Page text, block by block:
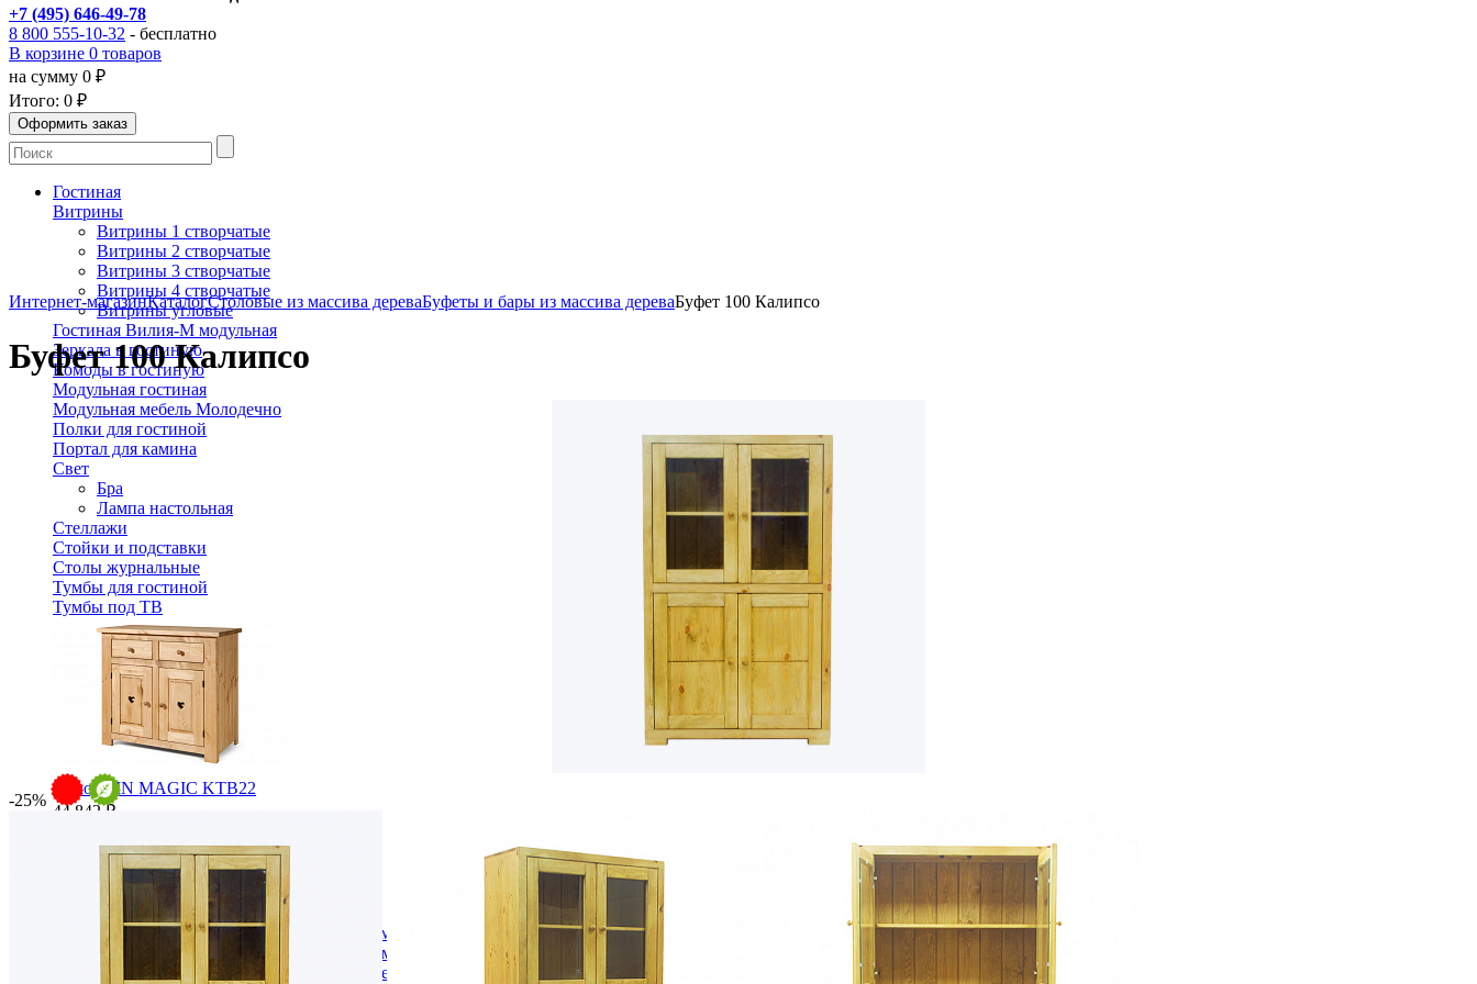
+7 (495) 646-49-78
8 800 555-10-32 - бесплатно
В корзине 0 товаров
на сумму 0 ₽
Итого: 0 ₽
Гостиная
Витрины
Витрины 1 створчатые
Витрины 2 створчатые
Витрины 3 створчатые
Витрины 4 створчатые
Витрины угловые
Гостиная Вилия-М модульная
Зеркала в гостиную
Комоды в гостиную
Модульная гостиная
Модульная мебель Молодечно
Полки для гостиной
Портал для камина
Свет
Бра
Лампа настольная
Стеллажи
Стойки и подставки
Столы журнальные
Тумбы для гостиной
Тумбы под ТВ
Комод PIN MAGIC KTB22
44 842 ₽
В корзину
Спальня
Деревянные кровати с подъемным механизмом
Кровати односпальные с подъемным механизмом
Кровати двуспальные с подъемным механизмом
Интернет-магазинКаталогСтоловые из массива дереваБуфеты и бары из массива дереваБуфет 100 Калипсо
Буфет 100 Калипсо
-25%